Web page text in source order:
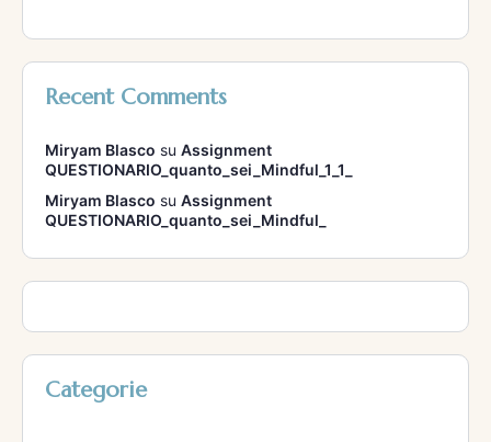
Recent Comments
Miryam Blasco su Assignment
QUESTIONARIO_quanto_sei_Mindful_1_1_
Miryam Blasco su Assignment
QUESTIONARIO_quanto_sei_Mindful_
Categorie